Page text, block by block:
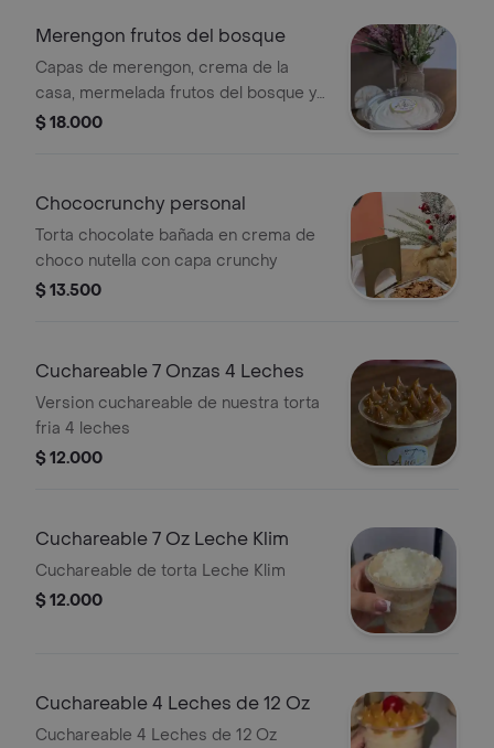
Merengon frutos del bosque
Capas de merengon, crema de la
casa, mermelada frutos del bosque y
fresas picadas
$ 18.000
Chococrunchy personal
Torta chocolate bañada en crema de
choco nutella con capa crunchy
$ 13.500
Cuchareable 7 Onzas 4 Leches
Version cuchareable de nuestra torta
fria 4 leches
$ 12.000
Cuchareable 7 Oz Leche Klim
Cuchareable de torta Leche Klim
$ 12.000
Cuchareable 4 Leches de 12 Oz
Cuchareable 4 Leches de 12 Oz